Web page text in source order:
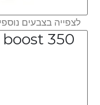
לצפייה בצבעים
350